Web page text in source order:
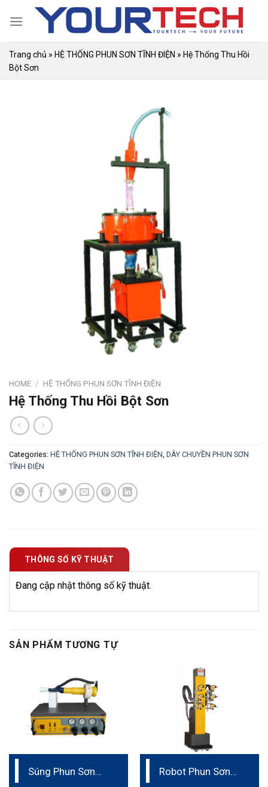
Trang chủ » HỆ THỐNG PHUN SƠN TĨNH ĐIỆN » Hệ Thống Thu Hồi
Bột Sơn
HOME / HỆ THỐNG PHUN SƠN TĨNH ĐIỆN
Hệ Thống Thu Hồi Bột Sơn
Categories: HỆ THỐNG PHUN SƠN TĨNH ĐIỆN DÂY CHUYỀN PHUN SƠN
TĨNH ĐIỆN
THÔNG SỐ KỸ THUẬT
Đang cập nhật thông số kỹ thuật.
SẢN PHẨM TƯƠNG TỰ
Súng Phun Sơn
Robot Phun Sơn